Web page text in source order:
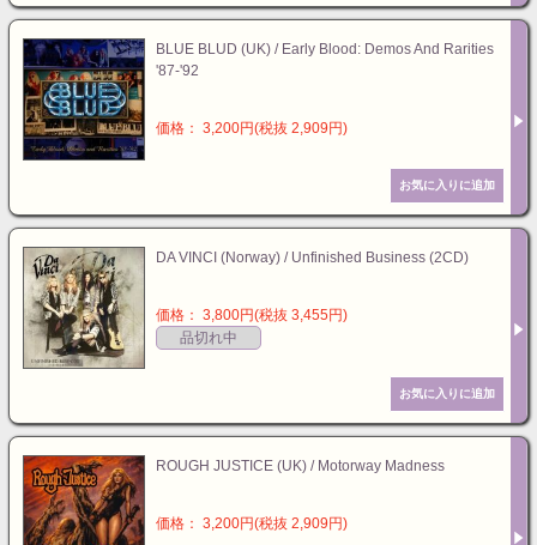
BLUE BLUD (UK) / Early Blood: Demos And Rarities
'87-'92
価格： 3,200円(税抜 2,909円)
DA VINCI (Norway) / Unfinished Business (2CD)
価格： 3,800円(税抜 3,455円)
品切れ中
ROUGH JUSTICE (UK) / Motorway Madness
価格： 3,200円(税抜 2,909円)